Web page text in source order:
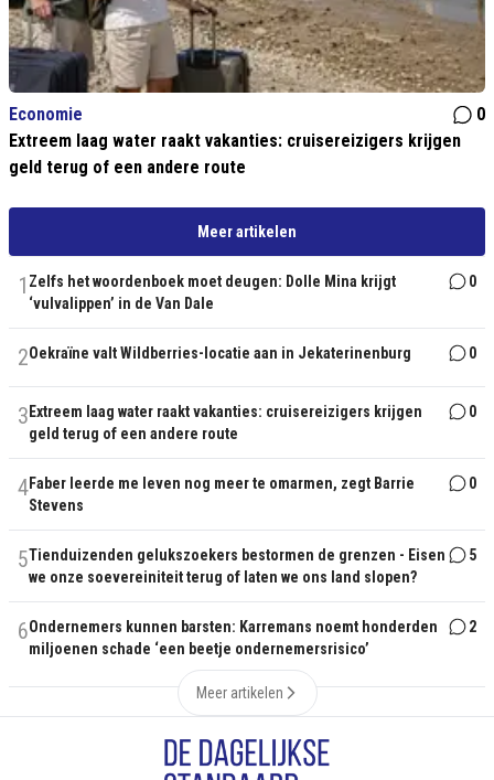
Economie
0
Extreem laag water raakt vakanties: cruisereizigers krijgen
geld terug of een andere route
Meer artikelen
1 Zelfs het woordenboek moet deugen: Dolle Mina krijgt
‘vulvalippen’ in de Van Dale
0
2Oekraïne valt Wildberries-locatie aan in Jekaterinenburg 0
3 Extreem laag water raakt vakanties: cruisereizigers krijgen
geld terug of een andere route
0
4Faber leerde me leven nog meer te omarmen, zegt Barrie
Stevens
0
5Tienduizenden gelukszoekers bestormen de grenzen - Eisen
we onze soevereiniteit terug of laten we ons land slopen?
5
6Ondernemers kunnen barsten: Karremans noemt honderden
miljoenen schade ‘een beetje ondernemersrisico’
2
Meer artikelen